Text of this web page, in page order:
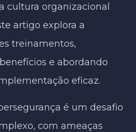
cultura organizacional
artigo explora a
treinamentos,
e abordando
eficaz.
é um desafio
com ameaças